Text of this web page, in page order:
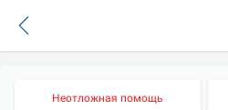
Неотложная помощь